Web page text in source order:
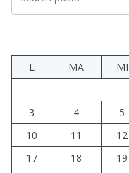
L
MA MI
3
4 5
10
11 12
17
18 19